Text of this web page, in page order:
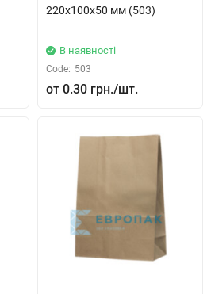
220x100x50 мм (503)
В наявності
Code: 503
0.30 грн.